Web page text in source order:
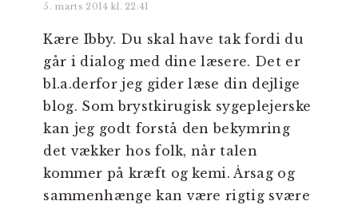
5. marts 2014 kl. 22:41
Kære Ibby. Du skal have tak fordi du
går i dialog med dine læsere. Det er
bl.a.derfor jeg gider læse din dejlige
blog. Som brystkirugisk sygeplejerske
kan jeg godt forstå den bekymring
det vækker hos folk, når talen
kommer på kræft og kemi. Årsag og
sammenhænge kan være rigtig svære